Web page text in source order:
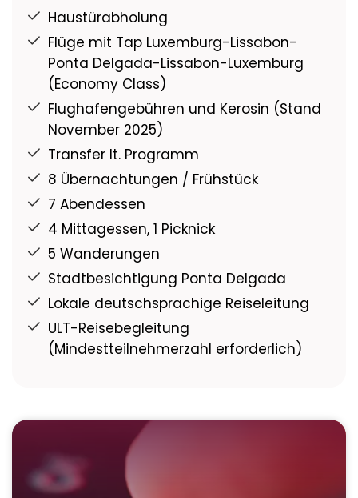
Haustürabholung
Flüge mit Tap Luxemburg-Lissabon-
Ponta Delgada-Lissabon-Luxemburg
(Economy Class)
Flughafengebühren und Kerosin (Stand
November 2025)
Transfer lt. Programm
8 Übernachtungen / Frühstück
7 Abendessen
4 Mittagessen, 1 Picknick
5 Wanderungen
Stadtbesichtigung Ponta Delgada
Lokale deutschsprachige Reiseleitung
ULT-Reisebegleitung
(Mindestteilnehmerzahl erforderlich)